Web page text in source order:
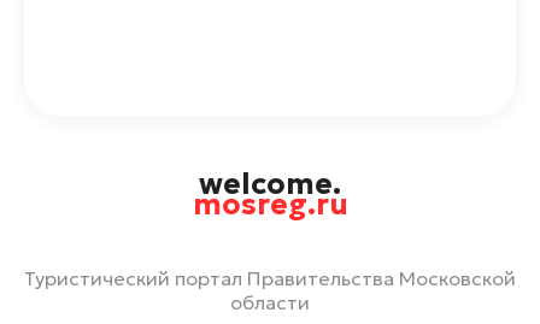
welcome.
mosreg.ru
Туристический портал Правительства Московской
области